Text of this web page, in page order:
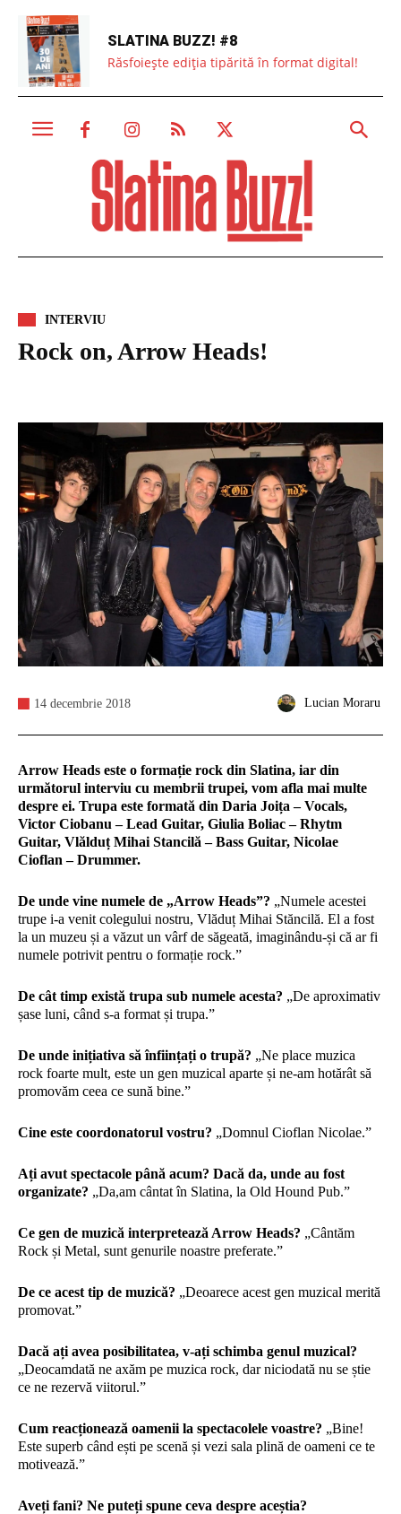
SLATINA BUZZ! #8
Răsfoiește ediția tipărită în format digital!
INTERVIU
Rock on, Arrow Heads!
Lucian Moraru
14 decembrie 2018
Arrow Heads este o formație rock din Slatina, iar din
următorul interviu cu membrii trupei, vom afla mai multe
despre ei. Trupa este formată din Daria Joița – Vocals,
Victor Ciobanu – Lead Guitar, Giulia Boliac – Rhytm
Guitar, Vlălduț Mihai Stancilă – Bass Guitar, Nicolae
Cioflan – Drummer.
De unde vine numele de „Arrow Heads”? „Numele acestei
trupe i-a venit colegului nostru, Vlăduț Mihai Stăncilă. El a fost
la un muzeu și a văzut un vârf de săgeată, imaginându-și că ar fi
numele potrivit pentru o formație rock.”
De cât timp există trupa sub numele acesta? „De aproximativ
șase luni, când s-a format și trupa.”
De unde inițiativa să înființați o trupă? „Ne place muzica
rock foarte mult, este un gen muzical aparte și ne-am hotărât să
promovăm ceea ce sună bine.”
Cine este coordonatorul vostru? „Domnul Cioflan Nicolae.”
Ați avut spectacole până acum? Dacă da, unde au fost
organizate? „Da,am cântat în Slatina, la Old Hound Pub.”
Ce gen de muzică interpretează Arrow Heads? „Cântăm
Rock și Metal, sunt genurile noastre preferate.”
De ce acest tip de muzică? „Deoarece acest gen muzical merită
promovat.”
Dacă ați avea posibilitatea, v-ați schimba genul muzical?
„Deocamdată ne axăm pe muzica rock, dar niciodată nu se știe
ce ne rezervă viitorul.”
Cum reacționează oamenii la spectacolele voastre? „Bine!
Este superb când ești pe scenă și vezi sala plină de oameni ce te
motivează.”
Aveți fani? Ne puteți spune ceva despre aceștia?